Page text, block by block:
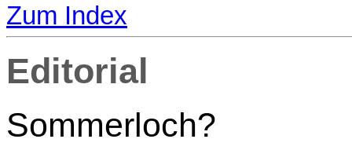
Zum Index
Editorial
Sommerloch?